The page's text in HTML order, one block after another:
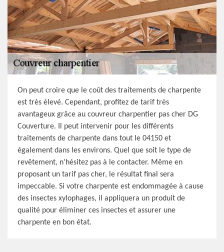
On peut croire que le coût des traitements de charpente
est très élevé. Cependant, profitez de tarif très
avantageux grâce au couvreur charpentier pas cher DG
Couverture. Il peut intervenir pour les différents
traitements de charpente dans tout le 04150 et
également dans les environs. Quel que soit le type de
revêtement, n’hésitez pas à le contacter. Même en
proposant un tarif pas cher, le résultat final sera
impeccable. Si votre charpente est endommagée à cause
des insectes xylophages, il appliquera un produit de
qualité pour éliminer ces insectes et assurer une
charpente en bon état.